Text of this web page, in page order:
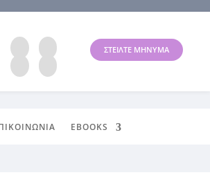
ΣΤΕΙΛΤΕ ΜΗΝΥΜΑ
EBOOKS